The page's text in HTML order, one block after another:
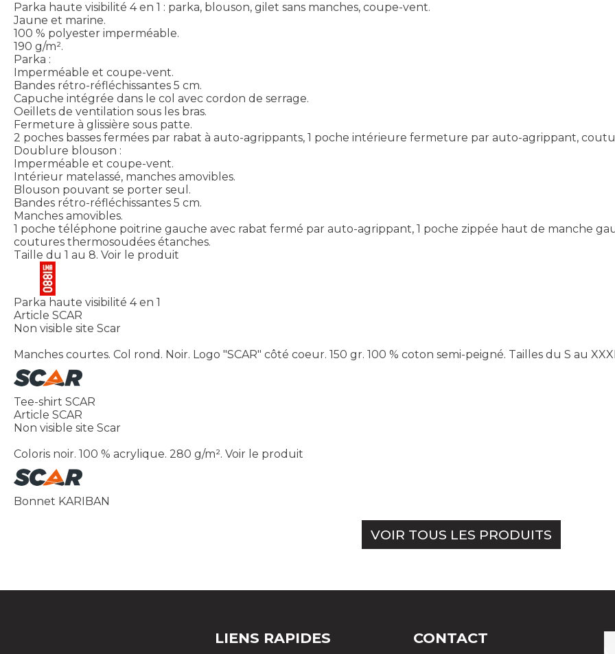
Parka haute visibilité 4 en 1 : parka, blouson, gilet sans manches, coupe-vent.
Jaune et marine.
100 % polyester imperméable.
190 g/m².
Parka :
Imperméable et coupe-vent.
Bandes rétro-réfléchissantes 5 cm.
Capuche intégrée dans le col avec cordon de serrage.
Oeillets de ventilation sous les bras.
Fermeture à glissière sous patte.
2 poches basses fermées par rabat à auto-agrippants, 1 poche intérieure fermeture par auto-agrippant,
Doublure blouson :
Imperméable et coupe-vent.
Intérieur matelassé, manches amovibles.
Blouson pouvant se porter seul.
Bandes rétro-réfléchissantes 5 cm.
Manches amovibles.
1 poche téléphone poitrine gauche avec rabat fermé par auto-agrippant, 1 poche zippée haut de manche
coutures thermosoudées étanches.
Taille du 1 au 8. Voir le produit
Parka haute visibilité 4 en 1
Article SCAR
Non visible site Scar
Manches courtes. Col rond. Noir. Logo "SCAR" côté coeur. 150 gr. 100 % coton semi-peigné. Tailles du S au
Tee-shirt SCAR
Article SCAR
Non visible site Scar
Coloris noir. 100 % acrylique. 280 g/m². Voir le produit
Bonnet KARIBAN
VOIR TOUS LES PRODUITS
LIENS RAPIDES CONTACT